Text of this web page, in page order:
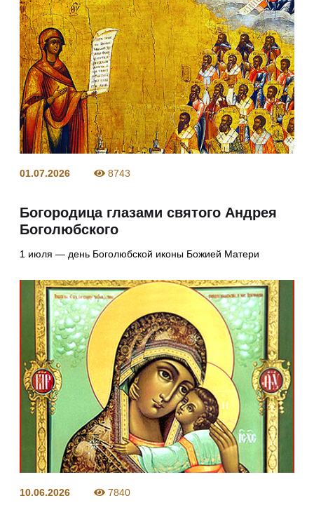
01.07.2026 8743
Богородица глазами святого Андрея
Боголюбского
1 июля — день Боголюбской иконы Божией Матери
10.06.2026 7840